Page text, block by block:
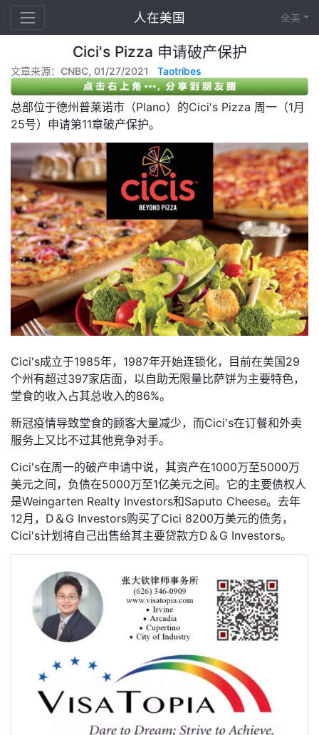
人在美国 全美
Cici's Pizza 申请破产保护
文章来源：CNBC, 01/27/2021 Taotribes
总部位于德州普莱诺市（Plano）的Cici's Pizza 周一（1月
25号）申请第11章破产保护。
Cici's成立于1985年，1987年开始连锁化，目前在美国29
个州有超过397家店面，以自助无限量比萨饼为主要特色，
堂食的收入占其总收入的86%。
新冠疫情导致堂食的顾客大量减少，而Cici's在订餐和外卖
服务上又比不过其他竞争对手。
Cici's在周一的破产申请中说，其资产在1000万至5000万
美元之间，负债在5000万至1亿美元之间。它的主要债权人
是Weingarten Realty Investors和Saputo Cheese。去年
12月，D＆G Investors购买了Cici 8200万美元的债务，
Cici's计划将自己出售给其主要贷款方D＆G Investors。